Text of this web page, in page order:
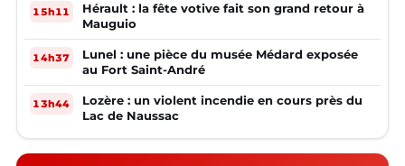
15h11
Hérault : la fête votive fait son grand retour à
Mauguio
14h37
Lunel : une pièce du musée Médard exposée
au Fort Saint-André
13h44
Lozère : un violent incendie en cours près du
Lac de Naussac